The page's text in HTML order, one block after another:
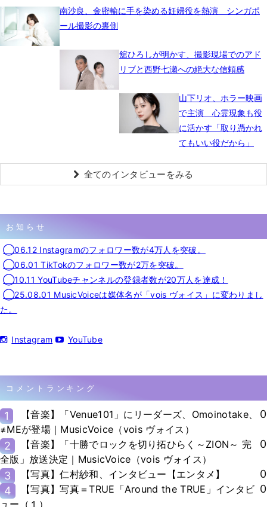
南沙良、金密輸に手を染める妊婦役を熱演 シンガポ
ール撮影の裏側
舘ひろしが明かす、撮影現場でのアド
リブと西野七瀬への絶大な信頼感
山下リオ、ホラー映画
で主演 心霊現象も役
に活かす「取り憑かれ
てもいい役だから」
全てのインタビューをみる
お知らせ
◯06.12 Instagramのフォロワー数が4万人を突破。
◯06.01 TikTokのフォロワー数が2万を突破。
◯10.11 YouTubeチャンネルの登録者数が20万人を達成！
◯25.08.01 MusicVoiceは媒体名が「vois ヴォイス」に変わりまし
た。
Instagram YouTube
コメントランキング
1
【音楽】「Venue101」にリーダーズ、Omoinotake、
≠MEが登場｜MusicVoice（vois ヴォイス）
0
2
【音楽】「十勝でロックを切り拓ひらく～ZION～ 完
全版」放送決定｜MusicVoice（vois ヴォイス）
0
3 【写真】仁村紗和、インタビュー【エンタメ】
0
4
【写真】写真＝TRUE「Around the TRUE」インタビ
ュー（１）
0